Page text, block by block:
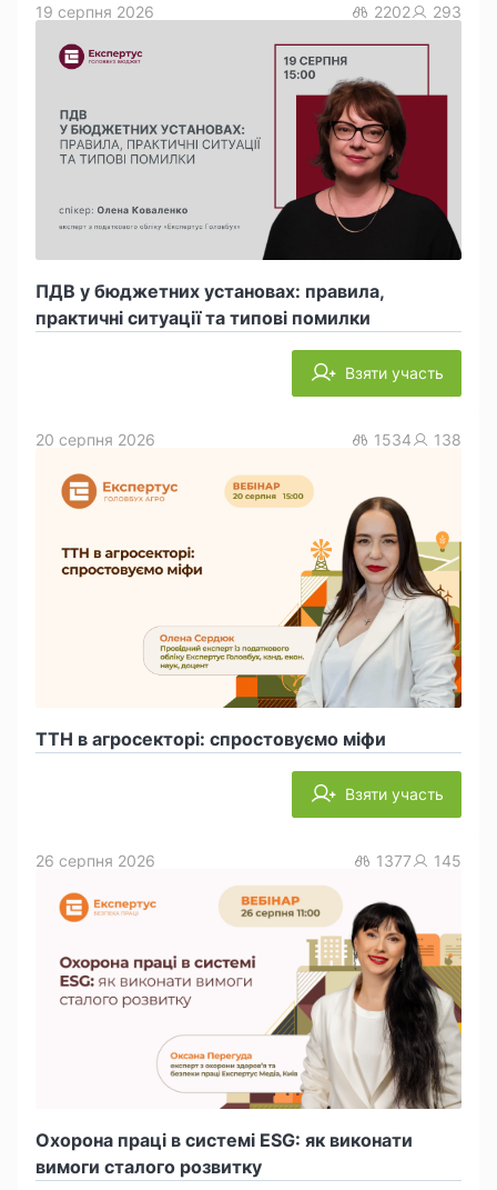
ПДВ у бюджетних установах: правила,
практичні ситуації та типові помилки
19 серпня 2026 2202 293
Взяти участь
ТТН в агросекторі: спростовуємо міфи
20 серпня 2026 1534 138
Взяти участь
Охорона праці в системі ESG: як виконати
вимоги сталого розвитку
26 серпня 2026 1377 145